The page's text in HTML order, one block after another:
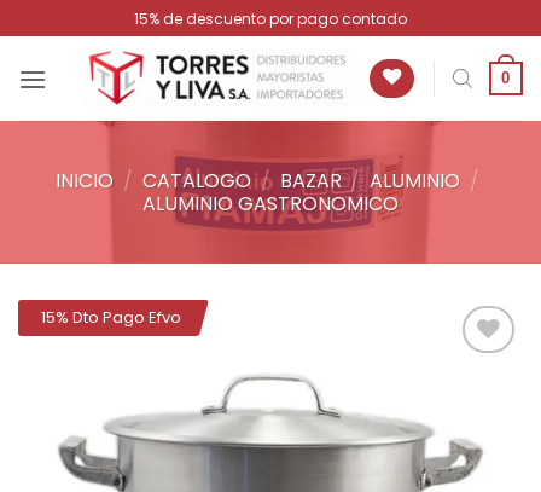
al
contenido
15% de descuento por pago contado
0
INICIO / CATALOGO / BAZAR / ALUMINIO /
ALUMINIO GASTRONOMICO
15% Dto Pago Efvo
deseos